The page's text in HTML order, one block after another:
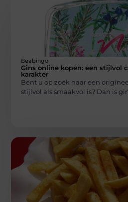
Beabingo
Gins online kopen: een stijlvol
karakter
Bent u op zoek naar een
stijlvol als smaakvol is? Dan is